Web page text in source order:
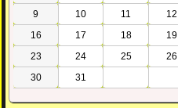
9
10 11 12
16
17 18 19
23
24 25 26
30
31